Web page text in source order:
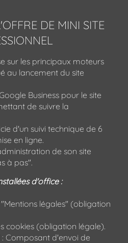
DE MINI SITE
sur les principaux moteurs
au lancement du site
Business pour le site
de suivre la
d'un suivi technique de 6
en ligne.
de son site
à pas".
d'office :
légales" (obligation
cookies (obligation légale).
Composant d'envoi de